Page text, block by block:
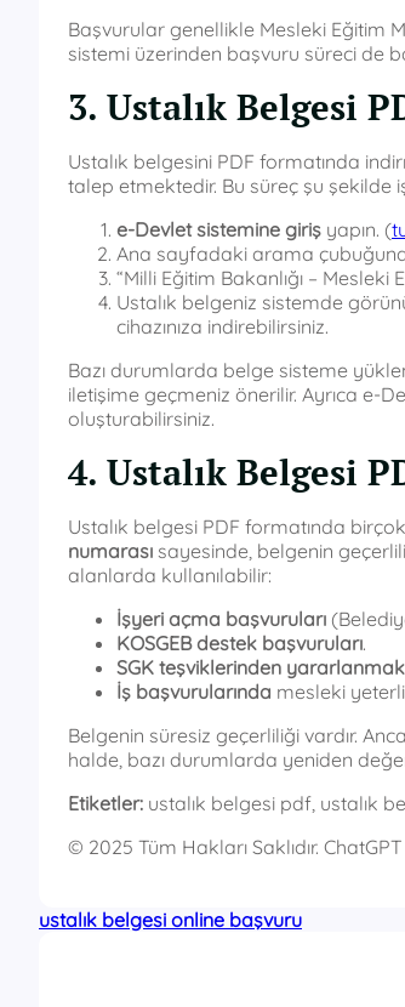
Başvurular genellikle Mesleki Eğitim
sistemi üzerinden başvuru süreci de
3. Ustalık Belgesi
Ustalık belgesini PDF formatında
talep etmektedir. Bu süreç şu şekilde
e-Devlet sistemine giriş yapın. (
Ana sayfadaki arama çubuğuna
“Milli Eğitim Bakanlığı –
Ustalık belgeniz sistemde
cihazınıza indirebilirsiniz.
Bazı durumlarda belge sisteme
iletişime geçmeniz önerilir. Ayrıca
oluşturabilirsiniz.
4. Ustalık Belgesi
Ustalık belgesi PDF formatında
numarası sayesinde, belgenin
alanlarda kullanılabilir:
İşyeri açma başvuruları
KOSGEB destek başvuruları.
SGK teşviklerinden yararlanmak
İş başvurularında mesleki
Belgenin süresiz geçerliliği vardır.
halde, bazı durumlarda yeniden
Etiketler: ustalık belgesi pdf, ustalık
© 2025 Tüm Hakları Saklıdır.
ustalık belgesi online başvuru